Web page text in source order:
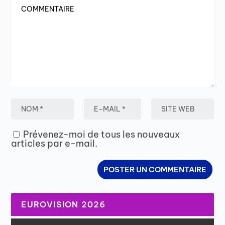
Prévenez-moi de tous les nouveaux
articles par e-mail.
EUROVISION 2026